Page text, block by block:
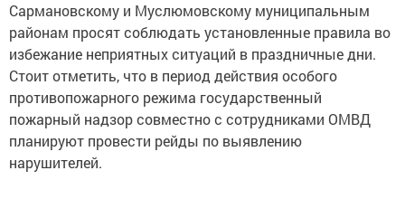
Сармановскому и Муслюмовскому муниципальным
районам просят соблюдать установленные правила во
избежание неприятных ситуаций в праздничные дни.
Стоит отметить, что в период действия особого
противопожарного режима государственный
пожарный надзор совместно с сотрудниками ОМВД
планируют провести рейды по выявлению
нарушителей.